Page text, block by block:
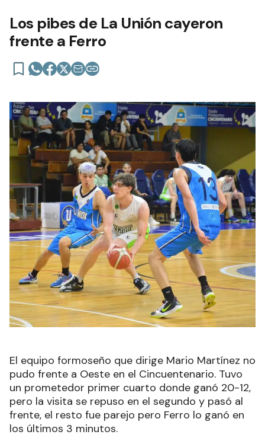
Los pibes de La Unión cayeron
frente a Ferro
El equipo formoseño que dirige Mario Martínez no
pudo frente a Oeste en el Cincuentenario. Tuvo
un prometedor primer cuarto donde ganó 20-12,
pero la visita se repuso en el segundo y pasó al
frente, el resto fue parejo pero Ferro lo ganó en
los últimos 3 minutos.